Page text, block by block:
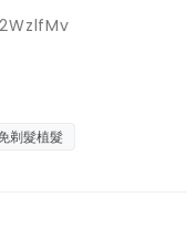
剃髮植髮